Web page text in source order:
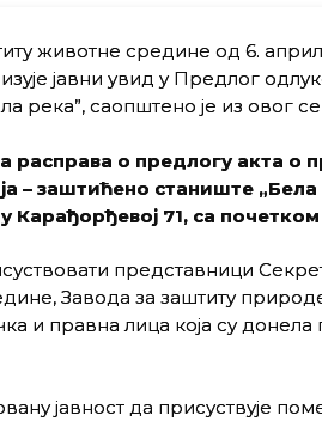
животне средине од 6.
јавни увид у Предлог
река”, саопштено је из овог
расправа о предлогу акта о
– заштићено станиште
Карађорђевој 71, са почетком
представници
Завода за заштиту
и правна лица која су донела
јавност да присуствује